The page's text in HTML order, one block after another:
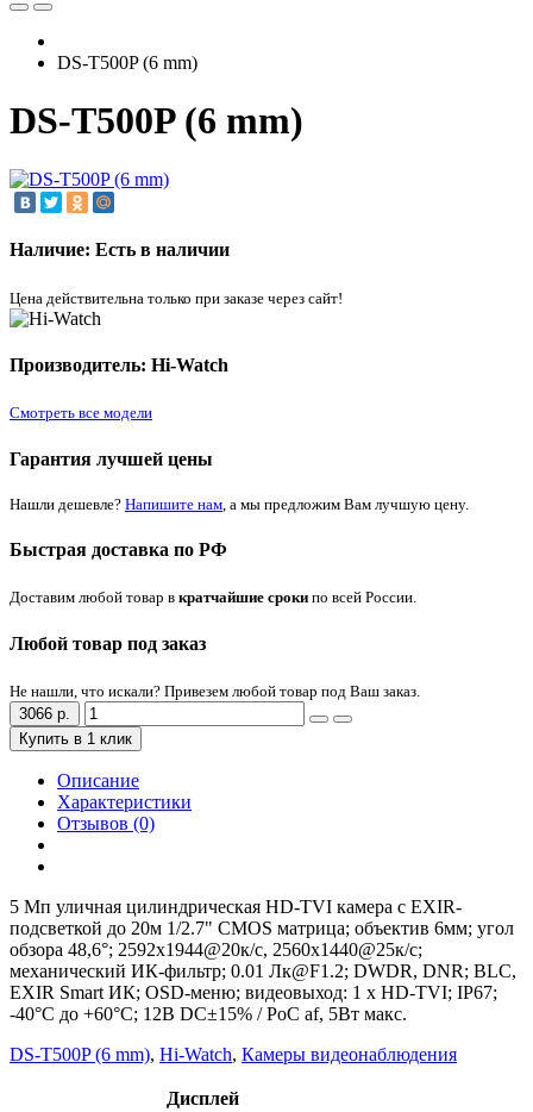
DS-T500P (6 mm)
DS-T500P (6 mm)
Наличие: Есть в наличии
Цена действительна только при заказе через сайт!
Производитель: Hi-Watch
Смотреть все модели
Гарантия лучшей цены
Нашли дешевле? Напишите нам , а мы предложим Вам лучшую цену.
Быстрая доставка по РФ
Доставим любой товар в кратчайшие сроки по всей России.
Любой товар под заказ
Не нашли, что искали? Привезем любой товар под Ваш заказ.
3066 р.
Купить в 1 клик
Описание
Характеристики
Отзывов (0)
5 Мп уличная цилиндрическая HD-TVI камера с EXIR-
подсветкой до 20м 1/2.7" CMOS матрица; объектив 6мм; угол
обзора 48,6°; 2592x1944@20к/с, 2560x1440@25к/с;
механический ИК-фильтр; 0.01 Лк@F1.2; DWDR, DNR; BLC,
EXIR Smart ИК; OSD-меню; видеовыход: 1 х HD-TVI; IP67;
-40°С до +60°С; 12В DC±15% / PoC af, 5Вт макс.
DS-T500P (6 mm), Hi-Watch, Камеры видеонаблюдения
Дисплей